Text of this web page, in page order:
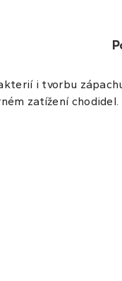
i tvorbu
zatížení